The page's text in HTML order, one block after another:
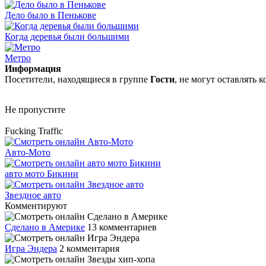
Дело было в Пенькове
Когда деревья были большими
Метро
Информация
Посетители, находящиеся в группе Гости, не могут оставлять
Не пропустите
Fucking Traffic
Авто-Мото
авто мото Бикини
Звездное авто
Комментируют
Сделано в Америке 13 комментариев
Игра Эндера 2 комментария